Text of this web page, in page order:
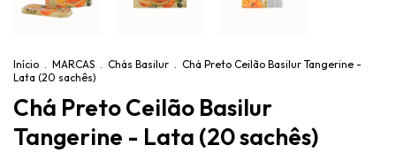
Início . MARCAS . Chás Basilur . Chá Preto Ceilão Basilur Tangerine -
Lata (20 sachês)
Chá Preto Ceilão Basilur
Tangerine - Lata (20 sachês)